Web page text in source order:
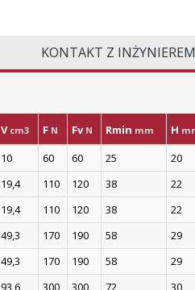
KONTAKT Z INŻYNIEREM
V cm3 F N Fv N Rmin mm H
10 60 60 25 20
19,4 110 120 38 22
19,4 110 120 38 22
49,3 170 190 58 29
49,3 170 190 58 29
93,6 300 300 72 30